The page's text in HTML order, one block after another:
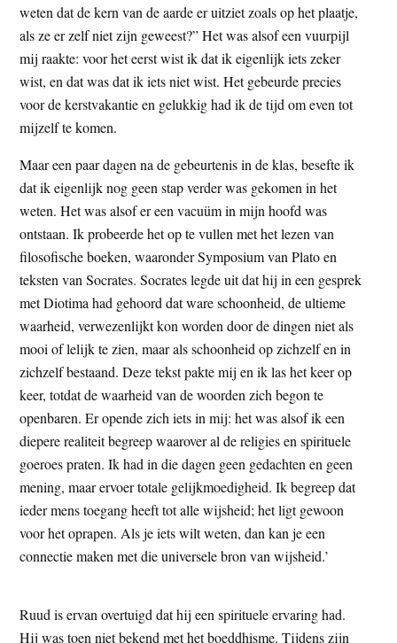
weten dat de kern van de aarde er uitziet zoals op het plaatje,
als ze er zelf niet zijn geweest?” Het was alsof een vuurpijl
mij raakte: voor het eerst wist ik dat ik eigenlijk iets zeker
wist, en dat was dat ik iets niet wist. Het gebeurde precies
voor de kerstvakantie en gelukkig had ik de tijd om even tot
mijzelf te komen.
Maar een paar dagen na de gebeurtenis in de klas, besefte ik
dat ik eigenlijk nog geen stap verder was gekomen in het
weten. Het was alsof er een vacuüm in mijn hoofd was
ontstaan. Ik probeerde het op te vullen met het lezen van
filosofische boeken, waaronder Symposium van Plato en
teksten van Socrates. Socrates legde uit dat hij in een gesprek
met Diotima had gehoord dat ware schoonheid, de ultieme
waarheid, verwezenlijkt kon worden door de dingen niet als
mooi of lelijk te zien, maar als schoonheid op zichzelf en in
zichzelf bestaand. Deze tekst pakte mij en ik las het keer op
keer, totdat de waarheid van de woorden zich begon te
openbaren. Er opende zich iets in mij: het was alsof ik een
diepere realiteit begreep waarover al de religies en spirituele
goeroes praten. Ik had in die dagen geen gedachten en geen
mening, maar ervoer totale gelijkmoedigheid. Ik begreep dat
ieder mens toegang heeft tot alle wijsheid; het ligt gewoon
voor het oprapen. Als je iets wilt weten, dan kan je een
connectie maken met die universele bron van wijsheid.’
Ruud is ervan overtuigd dat hij een spirituele ervaring had.
Hij was toen niet bekend met het boeddhisme. Tijdens zijn